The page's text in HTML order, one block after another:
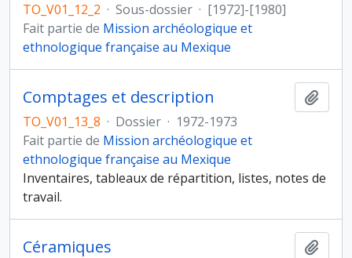
TO_V01_12_2 · Sous-dossier · [1972]-[1980]
Fait partie de Mission archéologique et
ethnologique française au Mexique
Comptages et description
TO_V01_13_8 · Dossier · 1972-1973
Fait partie de Mission archéologique et
ethnologique française au Mexique
Inventaires, tableaux de répartition, listes, notes de
travail.
Céramiques